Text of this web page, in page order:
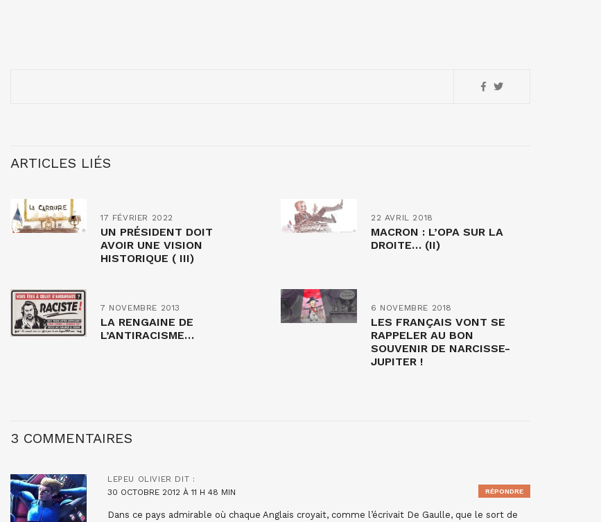
ARTICLES LIÉS
17 FÉVRIER 2022
UN PRÉSIDENT DOIT
AVOIR UNE VISION
HISTORIQUE ( III)
22 AVRIL 2018
MACRON : L’OPA SUR LA
DROITE… (II)
7 NOVEMBRE 2013
LA RENGAINE DE
L’ANTIRACISME…
6 NOVEMBRE 2018
LES FRANÇAIS VONT SE
RAPPELER AU BON
SOUVENIR DE NARCISSE-
JUPITER !
3 COMMENTAIRES
LEPEU OLIVIER DIT :
30 OCTOBRE 2012 À 11 H 48 MIN
Dans ce pays admirable où chaque Anglais croyait, comme l’écrivait De Gaulle, que le sort de
RÉPONDRE